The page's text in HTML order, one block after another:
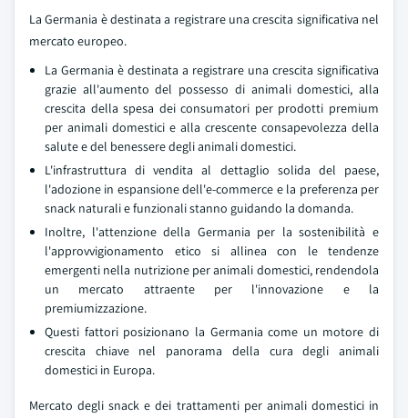
La Germania è destinata a registrare una crescita significativa nel
mercato europeo.
La Germania è destinata a registrare una crescita significativa
grazie all'aumento del possesso di animali domestici, alla
crescita della spesa dei consumatori per prodotti premium
per animali domestici e alla crescente consapevolezza della
salute e del benessere degli animali domestici.
L'infrastruttura di vendita al dettaglio solida del paese,
l'adozione in espansione dell'e-commerce e la preferenza per
snack naturali e funzionali stanno guidando la domanda.
Inoltre, l'attenzione della Germania per la sostenibilità e
l'approvvigionamento etico si allinea con le tendenze
emergenti nella nutrizione per animali domestici, rendendola
un mercato attraente per l'innovazione e la
premiumizzazione.
Questi fattori posizionano la Germania come un motore di
crescita chiave nel panorama della cura degli animali
domestici in Europa.
Mercato degli snack e dei trattamenti per animali domestici in